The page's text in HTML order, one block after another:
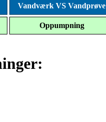
Vandværk VS Vandprøve
Oppumpning